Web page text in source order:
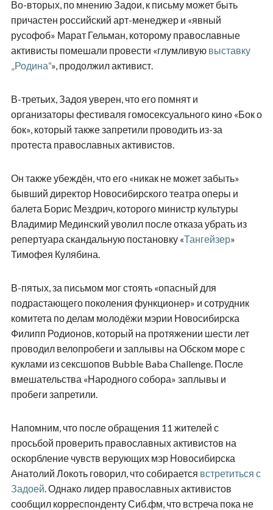
Во-вторых, по мнению Задои, к письму может быть
причастен российский арт-менеджер и «явный
русофоб» Марат Гельман, которому православные
активисты помешали провести «глумливую выставку
„Родина“», продолжил активист.
В-третьих, Задоя уверен, что его помнят и
организаторы фестиваля гомосексуального кино «Бок о
бок», который также запретили проводить из-за
протеста православных активистов.
Он также убеждён, что его «никак не может забыть»
бывший директор Новосибирского театра оперы и
балета Борис Мездрич, которого министр культуры
Владимир Мединский уволил после отказа убрать из
репертуара скандальную постановку «Тангейзер»
Тимофея Кулябина.
В-пятых, за письмом мог стоять «опасный для
подрастающего поколения функционер» и сотрудник
комитета по делам молодёжи мэрии Новосибирска
Филипп Родионов, который на протяжении шести лет
проводил велопробеги и заплывы на Обском море с
куклами из сексшопов Bubble Baba Challenge. После
вмешательства «Народного собора» заплывы и
пробеги запретили.
Напомним, что после обращения 11 жителей с
просьбой проверить православных активистов на
оскорбление чувств верующих мэр Новосибирска
Анатолий Локоть говорил, что собирается встретиться с
Задоей. Однако лидер православных активистов
сообщил корреспонденту Сиб.фм, что встреча пока не